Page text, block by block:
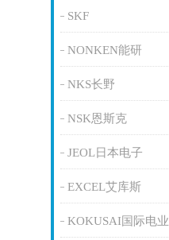
SKF
NONKEN能研
NKS长野
NSK恩斯克
JEOL日本电子
EXCEL艾库斯
KOKUSAI国际电业